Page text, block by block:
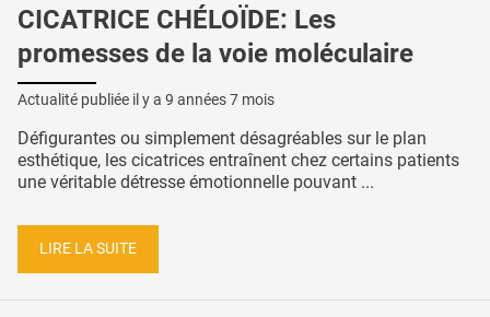
CICATRICE CHÉLOÏDE: Les
promesses de la voie moléculaire
Actualité publiée il y a 9 années 7 mois
Défigurantes ou simplement désagréables sur le plan
esthétique, les cicatrices entraînent chez certains patients
une véritable détresse émotionnelle pouvant ...
LIRE LA SUITE